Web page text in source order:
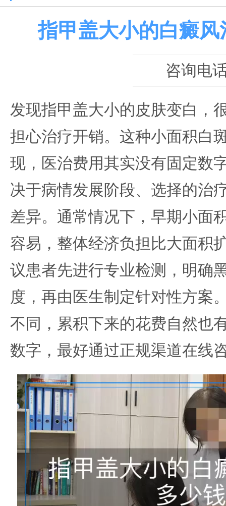
指甲盖大小的白癜
咨询电
发现指甲盖大小的皮肤变白，
担心治疗开销。这种小面积白
现，医治费用其实没有固定数
决于病情发展阶段、选择的治
差异。通常情况下，早期小面
容易，整体经济负担比大面积
议患者先进行专业检测，明确
度，再由医生制定针对性方案
不同，累积下来的花费自然也
数字，最好通过正规渠道在线